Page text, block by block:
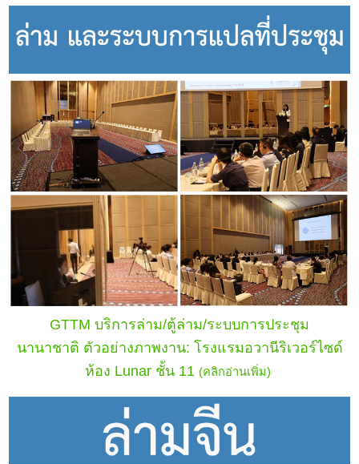
GTTM บริการล่าม/ตู้ล่าม/ระบบการประชุม
นานาชาติ ตัวอย่างภาพงาน: โรงแรมอวานีริเวอร์ไซด์
ห้อง Lunar ชั้น 11 (คลิกอ่านเพิ่ม)